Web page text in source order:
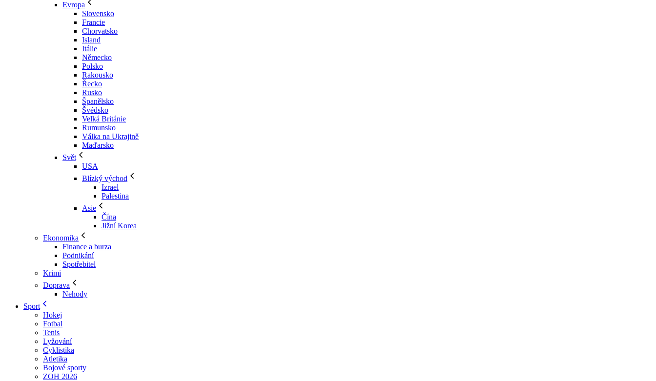
Evropa
Slovensko
Francie
Chorvatsko
Island
Itálie
Německo
Polsko
Rakousko
Řecko
Rusko
Španělsko
Švédsko
Velká Británie
Rumunsko
Válka na Ukrajině
Maďarsko
Svět
USA
Blízký východ
Izrael
Palestina
Asie
Čína
Jižní Korea
Ekonomika
Finance a burza
Podnikání
Spotřebitel
Krimi
Doprava
Nehody
Sport
Hokej
Fotbal
Tenis
Lyžování
Cyklistika
Atletika
Bojové sporty
ZOH 2026